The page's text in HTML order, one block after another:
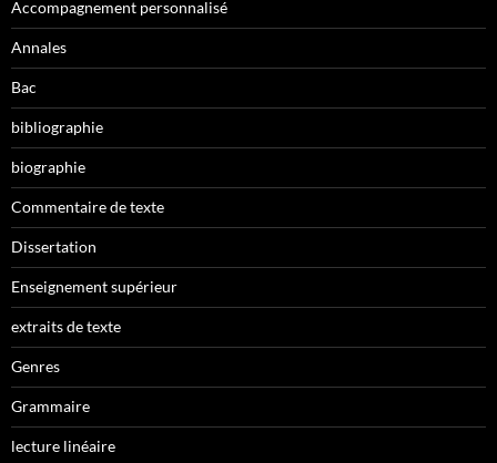
Accompagnement personnalisé
Annales
Bac
bibliographie
biographie
Commentaire de texte
Dissertation
Enseignement supérieur
extraits de texte
Genres
Grammaire
lecture linéaire